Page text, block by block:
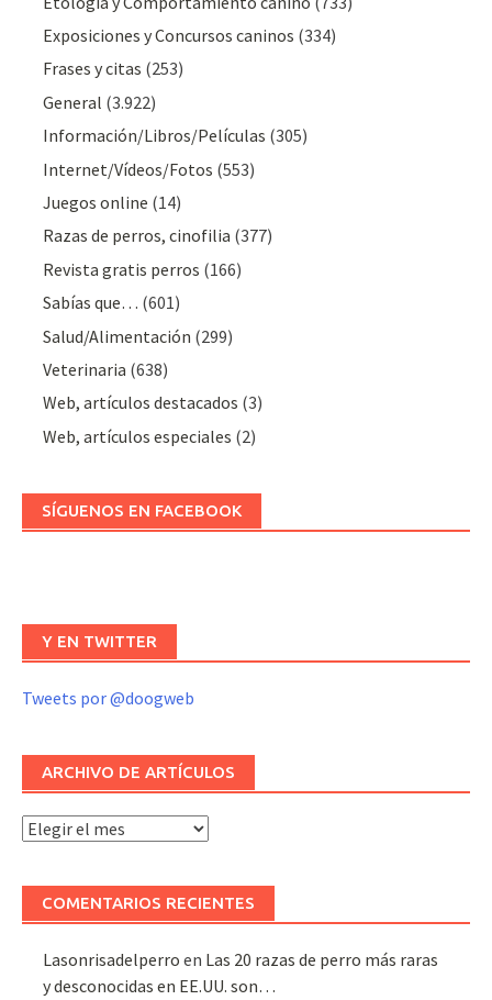
Exposiciones y Concursos caninos (334)
Frases y citas (253)
General (3.922)
Información/Libros/Películas (305)
Internet/Vídeos/Fotos (553)
Juegos online (14)
Razas de perros, cinofilia (377)
Revista gratis perros (166)
Sabías que… (601)
Salud/Alimentación (299)
Veterinaria (638)
Web, artículos destacados (3)
Web, artículos especiales (2)
SÍGUENOS EN FACEBOOK
Y EN TWITTER
Tweets por @doogweb
ARCHIVO DE ARTÍCULOS
Archivo
COMENTARIOS RECIENTES
Lasonrisadelperro en Las 20 razas de perro más raras
y desconocidas en EE.UU. son…